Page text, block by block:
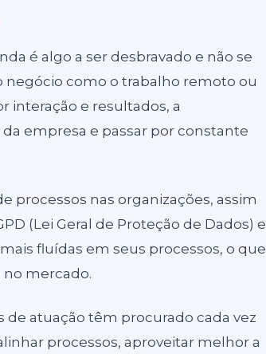
é algo a ser desbravado e não se
negócio como o trabalho remoto ou
interação e resultados, a
empresa e passar por constante
processos nas organizações, assim
(Lei Geral de Proteção de Dados) e
fluídas em seus processos, o que
mercado.
atuação têm procurado cada vez
processos, aproveitar melhor a